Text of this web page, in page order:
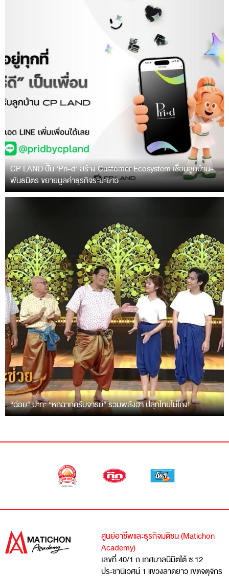
CP LAND ปั้น ‘Pri-d’ สร้าง Customer Ecosystem เชื่อมลูกบ้าน-
พันธมิตร ขยายมูลค่าธุรกิจระยะยาว
“ฉ่อย” ปะทะ “หกฉากครับจารย์” รวมพลังฮา ปลุกไทยไม่โกง!
ศูนย์อาชีพและธุรกิจมติชน (Matichon
Academy)
เลขที่ 40/1 ถ.เทศบาลนิมิตใต้ ซ.12
ประชานิเวศน์ 1 แขวงลาดยาว เขตจตุจักร